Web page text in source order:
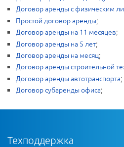
Договор аренды с физическим
Простой договор аренды;
Договор аренды на 11 месяцев;
Договор аренды на 5 лет;
Договор аренды на месяц;
Договор аренды строительной
Договор аренды автотранспорта;
Договор субаренды офиса;
Техподдержка